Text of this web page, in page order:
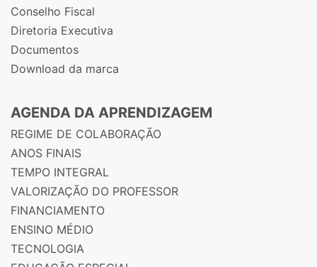
Conselho Fiscal
Diretoria Executiva
Documentos
Download da marca
AGENDA DA APRENDIZAGEM
REGIME DE COLABORAÇÃO
ANOS FINAIS
TEMPO INTEGRAL
VALORIZAÇÃO DO PROFESSOR
FINANCIAMENTO
ENSINO MÉDIO
TECNOLOGIA